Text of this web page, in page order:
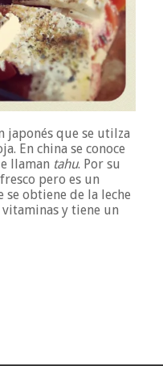
japonés que se utilza
En china se conoce
llaman tahu. Por su
pero es un
obtiene de la leche
vitaminas y tiene un